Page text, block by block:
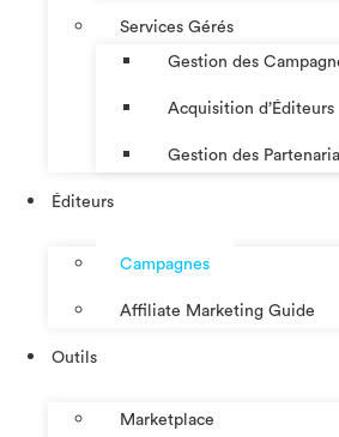
Services Gérés
Gestion des
Acquisition d’Éditeurs
Gestion des
Éditeurs
Campagnes
Affiliate Marketing Guide
Outils
Marketplace